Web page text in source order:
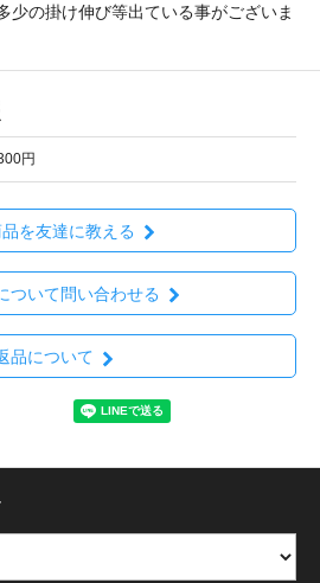
少の掛け伸び等出ている事がございま
円
を友達に教える
ついて問い合わせる
品について